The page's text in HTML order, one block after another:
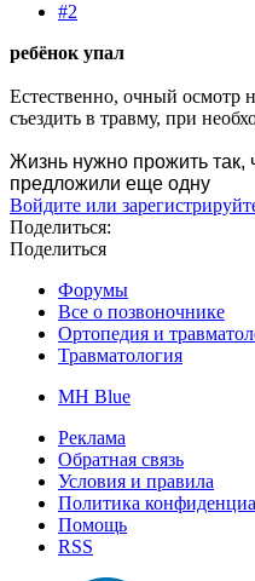
#2
ребёнок упал
Естественно, очный осмотр
съездить в травму, при
Жизнь нужно прожить так,
предложили еще одну
Войдите или
Поделиться:
Поделиться
Форумы
Все о позвоночнике
Ортопедия и
Травматология
MH Blue
Реклама
Обратная связь
Условия и правила
Политика
Помощь
RSS